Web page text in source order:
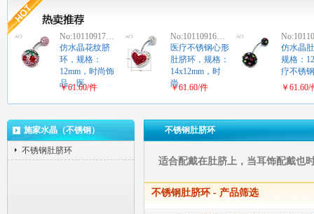
No:10110917…
仿水晶花纹脐
环，规格：
12mm，时尚饰
品，医…
￥61.60/件
No:10110916…
医疗不锈钢心形
肚脐环，规格：
14x12mm，时
尚…
￥61.60/件
仿水晶
规格：
疗不锈
￥61.60/
施家水晶（不锈钢）
不锈钢肚脐环
不锈钢肚脐环
适合配戴在肚脐上，当耳饰配戴也
不锈钢肚脐环 - 产品筛选